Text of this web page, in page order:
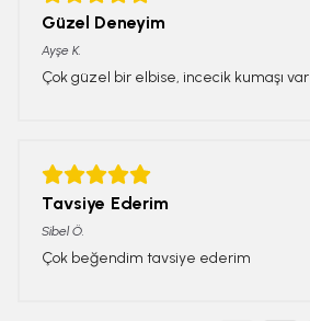
Güzel Deneyim
Ayşe K.
Çok güzel bir elbise, incecik kumaşı
Tavsiye Ederim
Sibel Ö.
Çok beğendim tavsiye ederim